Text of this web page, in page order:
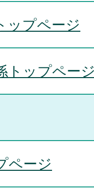
ップページ
トップペー
ページ